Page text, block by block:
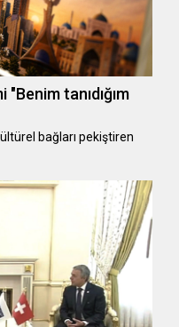
"Benim tanıdığım
bağları pekiştiren